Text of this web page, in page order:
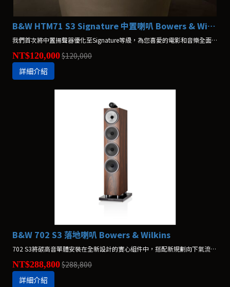
B&W HTM71 S3 Signature 中置喇叭 Bowers & Wilkins
我們首次將中置揚聲器優化至Signature等級，為您喜愛的電影和音樂全面打造出更細膩的音質表現。
NT$120,000$120,000
詳細介紹
B&W 702 S3 落地喇叭 Bowers & Wilkins
702 S3將碳高音單體安裝在全新設計的實心組件中，搭配新規劃向下氣流導孔與三顆Aerofoil翼形低音音盆，讓高頻的清晰與低頻的震撼兼具。
NT$288,800$288,800
詳細介紹